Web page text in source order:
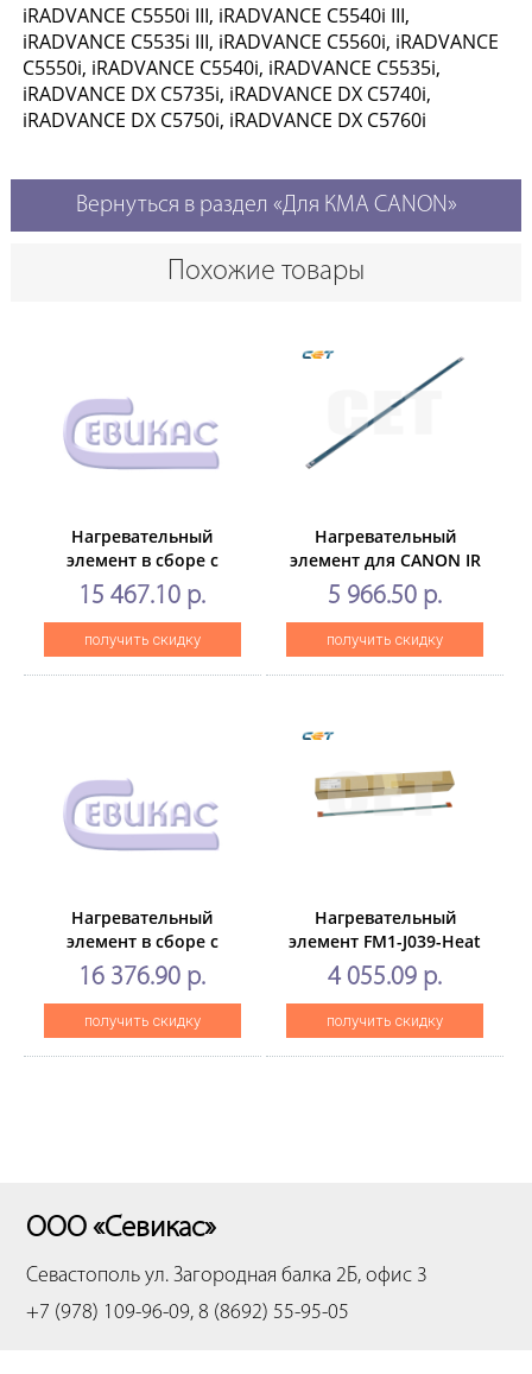
iRADVANCE C5550i III, iRADVANCE C5540i III,
iRADVANCE C5535i III, iRADVANCE C5560i, iRADVANCE
C5550i, iRADVANCE C5540i, iRADVANCE C5535i,
iRADVANCE DX C5735i, iRADVANCE DX C5740i,
iRADVANCE DX C5750i, iRADVANCE DX C5760i
Вернуться в раздел «Для КМА CANON»
Похожие товары
Нагревательный
элемент в сборе с
термопленкой FM2-
G240для CANON iR
ADVANCE DX
4825/4835/4845
(CET),CET451018
15 467.10 р.
получить скидку
Нагревательный
элемент для CANON IR
ADVANCEC5030/5035/5045/
(CET), CET5281
5 966.50 р.
получить скидку
Нагревательный
элемент в сборе с
термопленкой FM2-
N009для CANON iR
ADVANCE DX
C3922/3926/3930/3935
(CET),CET451016
16 376.90 р.
получить скидку
Нагревательный
элемент FM1-J039-Heat
для CANON iRADVANCE
4525i/4535i/4545i/4551i
(CET), CET7484
4 055.09 р.
получить скидку
ООО «Севикас»
Севастополь ул. Загородная балка 2Б, офис 3
+7 (978) 109-96-09, 8 (8692) 55-95-05